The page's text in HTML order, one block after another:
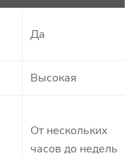
Да
Высокая
От нескольких
часов до недель